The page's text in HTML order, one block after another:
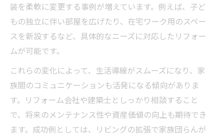
装を柔軟に変更する事例が増えています。例えば、子ど
もの独立に伴い部屋を広げたり、在宅ワーク用のスペー
スを新設するなど、具体的なニーズに対応したリフォー
ムが可能です。
これらの変化によって、生活導線がスムーズになり、家
族間のコミュニケーションも活発になる傾向がありま
す。リフォーム会社や建築士としっかり相談すること
で、将来のメンテナンス性や資産価値の向上も期待でき
ます。成功例としては、リビングの拡張で家族団らんが